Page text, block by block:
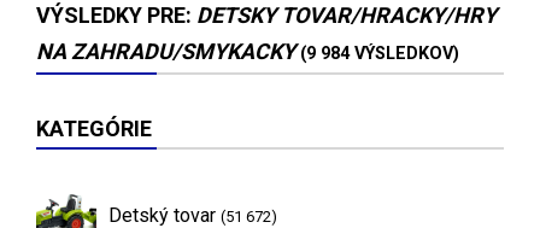
VÝSLEDKY PRE: DETSKY TOVAR/HRACKY/HRY
NA ZAHRADU/SMYKACKY (9 984 VÝSLEDKOV)
KATEGÓRIE
Detský tovar (51 672)